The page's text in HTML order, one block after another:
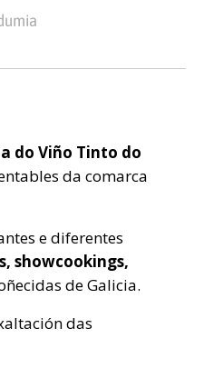
do Viño Tinto do
da comarca
e diferentes
showcookings,
de Galicia.
das